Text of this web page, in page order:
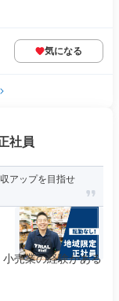
気になる
社員
アップを目指せ
売業の経験がある